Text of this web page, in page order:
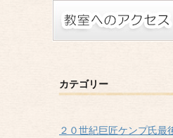
カテゴリー
２０世紀巨匠ケンプ氏最